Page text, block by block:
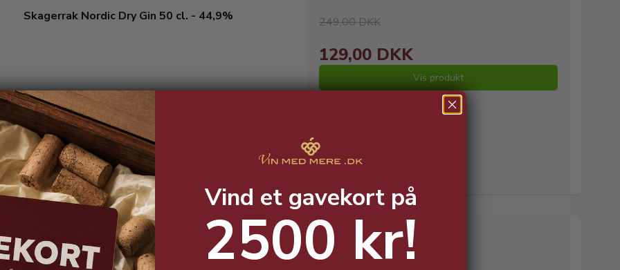
Skagerrak Nordic Dry Gin 50 cl. - 44,9%
Den ultimative nordiske gin!
249,00 DKK
129,00 DKK
Vis produkt
Old Lady's London Dry Gin 20 cl. - 37,5% 55,00 DKK v/ 4 stk.
Vind et gavekort på
2500 kr!